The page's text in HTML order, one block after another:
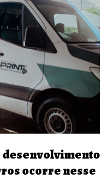
desenvolvimento
ocorre nesse